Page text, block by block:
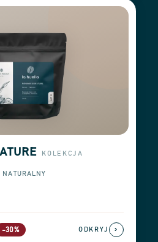
KOLEKCJA
NATURALNY
-30% ODKRYJ ›